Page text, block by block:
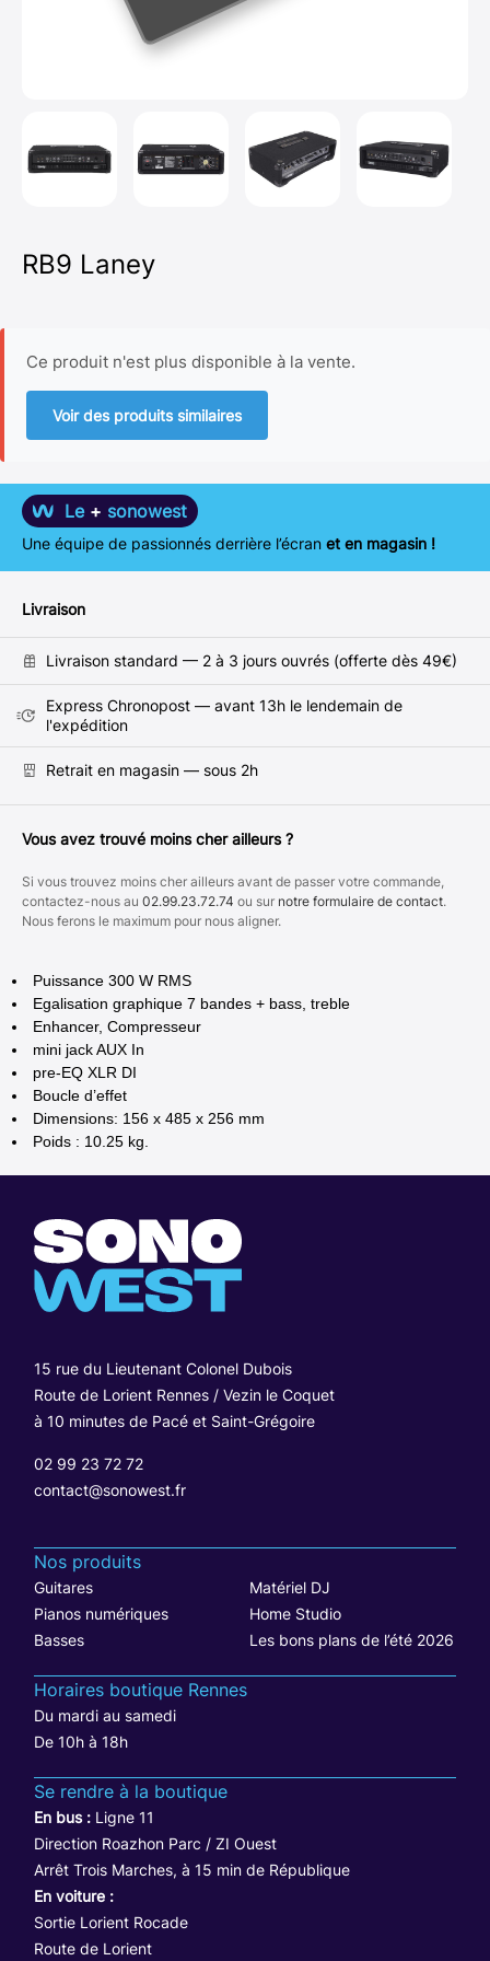
RB9 Laney
Ce produit n'est plus disponible à la vente.
Voir des produits similaires
Le + sonowest
Une équipe de passionnés derrière l’écran et en magasin !
Livraison
Livraison standard — 2 à 3 jours ouvrés (offerte dès 49€)
Express Chronopost — avant 13h le lendemain de
l'expédition
Retrait en magasin — sous 2h
Vous avez trouvé moins cher ailleurs ?
Si vous trouvez moins cher ailleurs avant de passer votre commande,
contactez-nous au 02.99.23.72.74 ou sur notre formulaire de contact.
Nous ferons le maximum pour nous aligner.
Puissance 300 W RMS
Egalisation graphique 7 bandes + bass, treble
Enhancer, Compresseur
mini jack AUX In
pre-EQ XLR DI
Boucle d’effet
Dimensions: 156 x 485 x 256 mm
Poids : 10.25 kg.
15 rue du Lieutenant Colonel Dubois
Route de Lorient Rennes / Vezin le Coquet
à 10 minutes de Pacé et Saint-Grégoire
02 99 23 72 72
contact@sonowest.fr
Nos produits
Guitares
Matériel DJ
Pianos numériques
Home Studio
Basses
Les bons plans de l’été 2026
Horaires boutique Rennes
Du mardi au samedi
De 10h à 18h
Se rendre à la boutique
En bus : Ligne 11
Direction Roazhon Parc / ZI Ouest
Arrêt Trois Marches, à 15 min de République
En voiture :
Sortie Lorient Rocade
Route de Lorient